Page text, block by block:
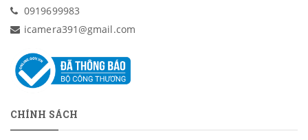
0919699983
icamera391@gmail.com
CHÍNH SÁCH